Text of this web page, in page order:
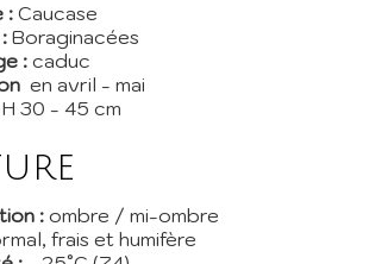
:Caucase
Boraginacées
: caduc
en avril - mai
H 30 - 45 cm
:ombre / mi-ombre
frais et humifère